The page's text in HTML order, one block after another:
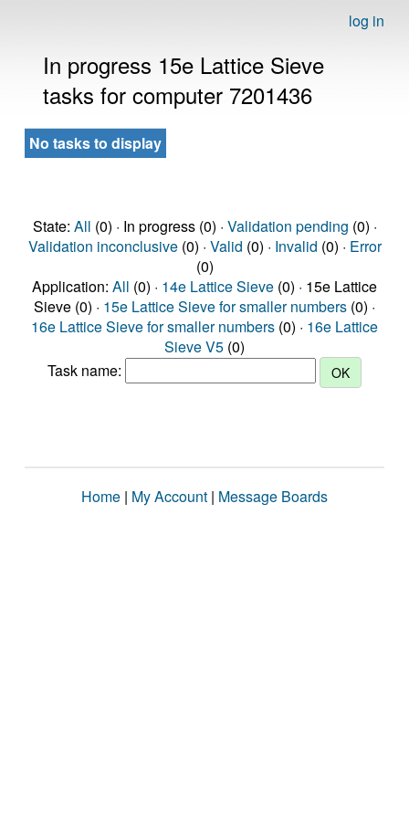
log in
In progress 15e Lattice Sieve
tasks for computer 7201436
No tasks to display
State: All (0) · In progress (0) · Validation pending (0) ·
Validation inconclusive(0) · Valid (0) · Invalid (0) · Error
(0)
Application: All (0) · 14e Lattice Sieve (0) · 15e Lattice
Sieve (0) · 15e Lattice Sieve for smaller numbers (0) ·
16e Lattice Sieve for smaller numbers (0) · 16e Lattice
Sieve V5 (0)
Task name:
Home | My Account | Message Boards